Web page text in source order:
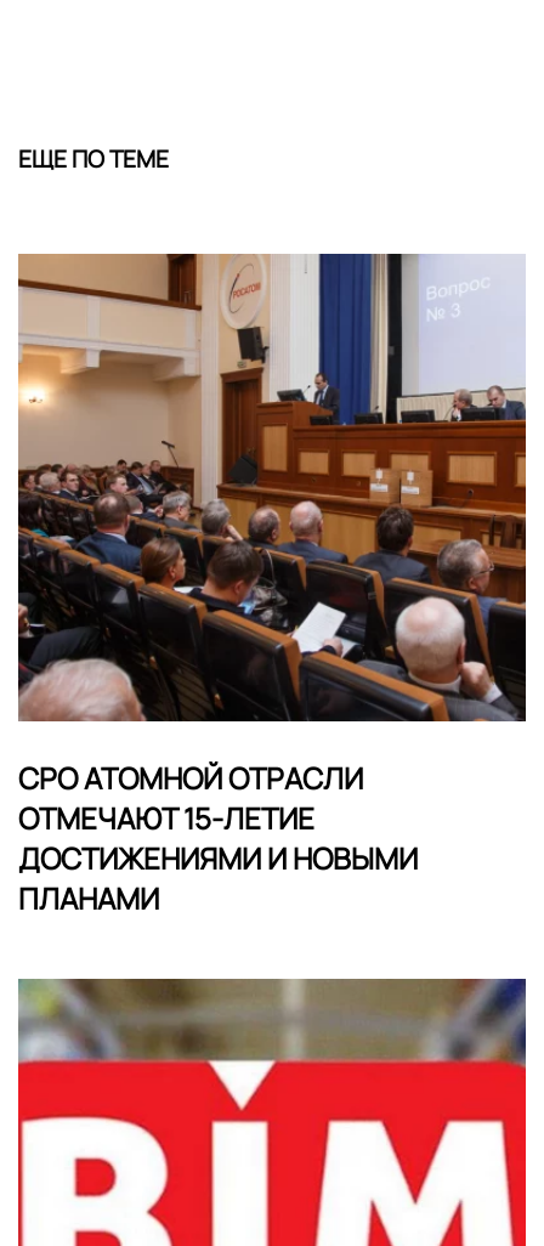
ЕЩЕ ПО ТЕМЕ
СРО АТОМНОЙ ОТРАСЛИ
ОТМЕЧАЮТ 15-ЛЕТИЕ
ДОСТИЖЕНИЯМИ И НОВЫМИ
ПЛАНАМИ